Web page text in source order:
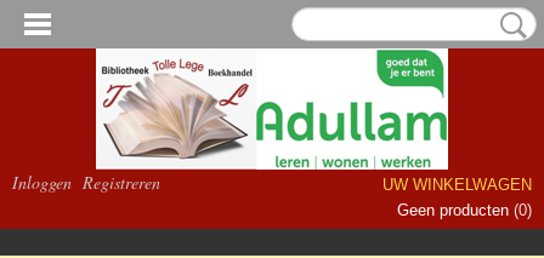
Inloggen Registreren
UW WINKELWAGEN
Geen producten (0)